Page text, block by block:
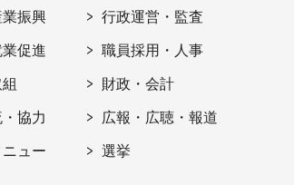
振興
促進
協力
ュー
行政運営・監査
職員採用・人事
財政・会計
広報・広聴・報道
選挙